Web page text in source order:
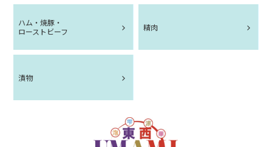
ハム・焼豚・
ローストビーフ
精肉
漬物